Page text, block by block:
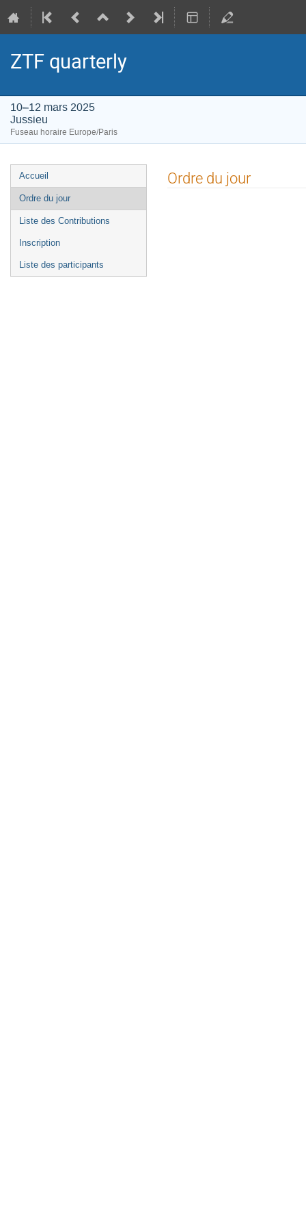
ZTF quarterly
10–12 mars 2025
Jussieu
Fuseau horaire Europe/Paris
Menu
de
l'événement
Accueil
Ordre du jour
Liste des Contributions
Inscription
Liste des participants
Ordre du jour